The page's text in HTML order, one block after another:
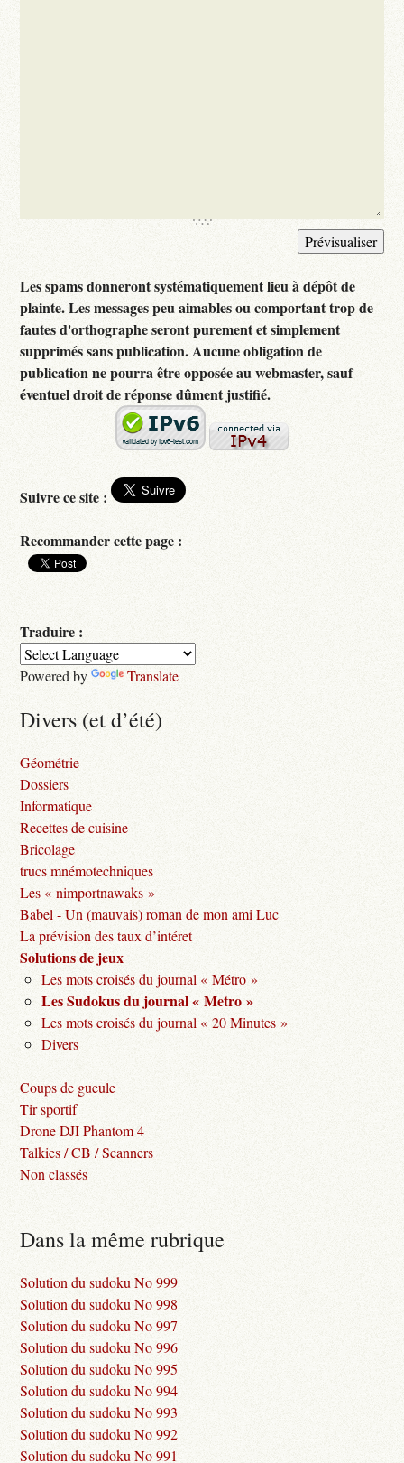
Les spams donneront systématiquement lieu à dépôt de
plainte. Les messages peu aimables ou comportant trop de
fautes d'orthographe seront purement et simplement
supprimés sans publication. Aucune obligation de
publication ne pourra être opposée au webmaster, sauf
éventuel droit de réponse dûment justifié.
Suivre ce site :
Recommander cette page :
Traduire :
Powered by Translate
Divers (et d’été)
Géométrie
Dossiers
Informatique
Recettes de cuisine
Bricolage
trucs mnémotechniques
Les « nimportnawaks »
Babel - Un (mauvais) roman de mon ami Luc
La prévision des taux d’intéret
Solutions de jeux
Les mots croisés du journal « Métro »
Les Sudokus du journal « Metro »
Les mots croisés du journal « 20 Minutes »
Divers
Coups de gueule
Tir sportif
Drone DJI Phantom 4
Talkies / CB / Scanners
Non classés
Dans la même rubrique
Solution du sudoku No 999
Solution du sudoku No 998
Solution du sudoku No 997
Solution du sudoku No 996
Solution du sudoku No 995
Solution du sudoku No 994
Solution du sudoku No 993
Solution du sudoku No 992
Solution du sudoku No 991